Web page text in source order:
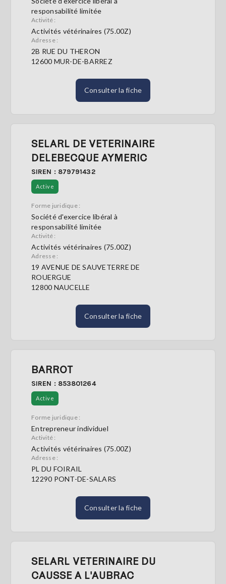
responsabilité limitée
Activité :
Activités vétérinaires (75.00Z)
Adresse :
2B RUE DU THERON
12600 MUR-DE-BARREZ
Consulter la fiche
SELARL DE VETERINAIRE
DELEBECQUE AYMERIC
SIREN : 879791432
Active
Forme juridique :
Société d'exercice libéral à
responsabilité limitée
Activité :
Activités vétérinaires (75.00Z)
Adresse :
19 AVENUE DE SAUVETERRE DE
ROUERGUE
12800 NAUCELLE
Consulter la fiche
BARROT
SIREN : 853801264
Active
Forme juridique :
Entrepreneur individuel
Activité :
Activités vétérinaires (75.00Z)
Adresse :
PL DU FOIRAIL
12290 PONT-DE-SALARS
Consulter la fiche
SELARL VETERINAIRE DU
CAUSSE A L'AUBRAC